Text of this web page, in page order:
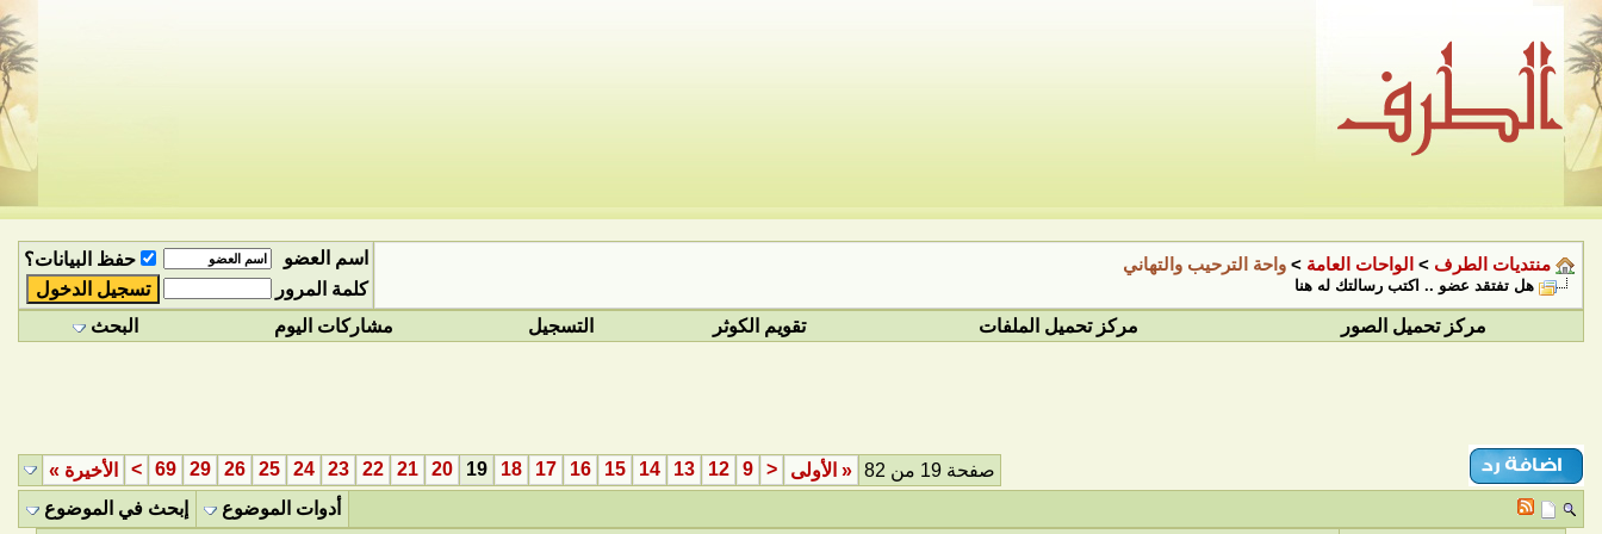
منتديات الطرف > الواحات العامة > واحة الترحيب والتهاني
هل تفتقد عضو .. اكتب رسالتك له هنا
اسم العضو
حفظ البيانات؟
كلمة المرور
مركز تحميل الصور
مركز تحميل الملفات تقويم الكوثر التسجيل مشاركات اليوم البحث
صفحة 19 من 82 « الأولى <
9
12
13
14
15
16
17
18
19
20
21
22
23
24
25
26
29
69
> الأخيرة »
أدوات الموضوع
إبحث في الموضوع